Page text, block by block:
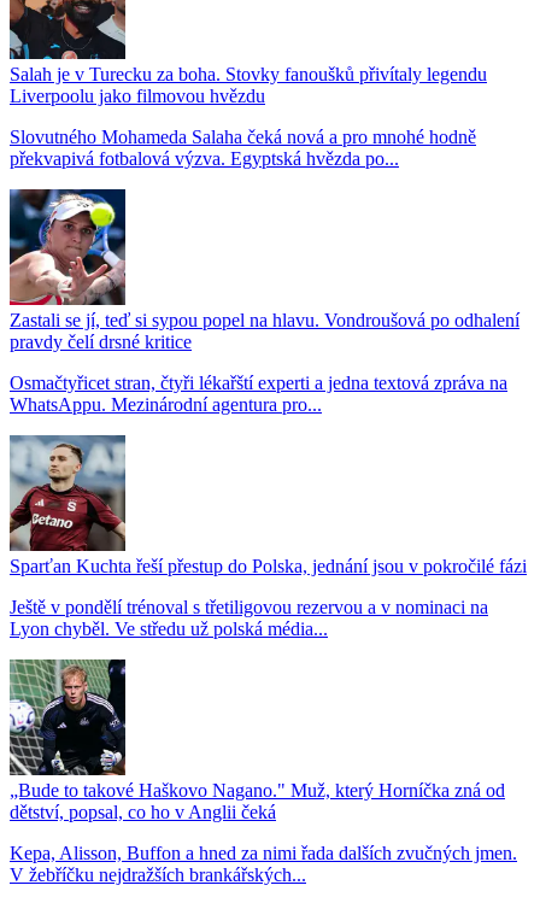
Salah je v Turecku za boha. Stovky fanoušků přivítaly legendu
Liverpoolu jako filmovou hvězdu
Slovutného Mohameda Salaha čeká nová a pro mnohé hodně
překvapivá fotbalová výzva. Egyptská hvězda po...
Zastali se jí, teď si sypou popel na hlavu. Vondroušová po odhalení
pravdy čelí drsné kritice
Osmačtyřicet stran, čtyři lékařští experti a jedna textová zpráva na
WhatsAppu. Mezinárodní agentura pro...
Sparťan Kuchta řeší přestup do Polska, jednání jsou v pokročilé fázi
Ještě v pondělí trénoval s třetiligovou rezervou a v nominaci na
Lyon chyběl. Ve středu už polská média...
„Bude to takové Haškovo Nagano." Muž, který Horníčka zná od
dětství, popsal, co ho v Anglii čeká
Kepa, Alisson, Buffon a hned za nimi řada dalších zvučných jmen.
V žebříčku nejdražších brankářských...